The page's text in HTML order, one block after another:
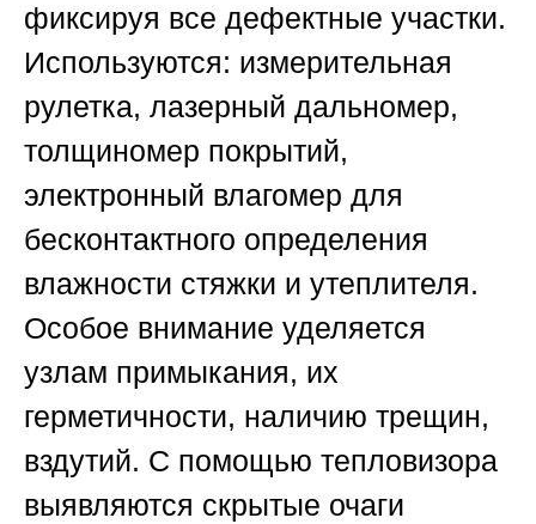
фиксируя все дефектные участки.
Используются: измерительная
рулетка, лазерный дальномер,
толщиномер покрытий,
электронный влагомер для
бесконтактного определения
влажности стяжки и утеплителя.
Особое внимание уделяется
узлам примыкания, их
герметичности, наличию трещин,
вздутий. С помощью тепловизора
выявляются скрытые очаги